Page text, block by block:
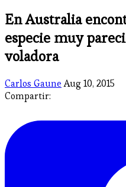
En Australia
especie muy
voladora
Carlos Gaune Aug 10, 2015
Compartir: